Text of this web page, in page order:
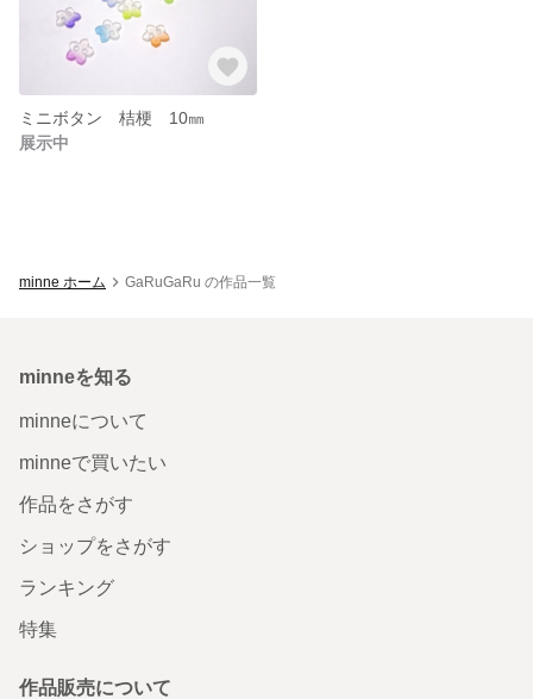
ミニボタン 桔梗 10㎜
展示中
minne ホーム GaRuGaRu の作品一覧
minneを知る
minneについて
minneで買いたい
作品をさがす
ショップをさがす
ランキング
特集
作品販売について